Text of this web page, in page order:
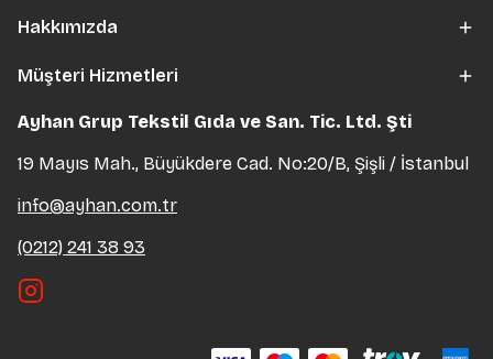
Hakkımızda
Müşteri Hizmetleri
Ayhan Grup Tekstil Gıda ve San. Tic. Ltd. Şti
19 Mayıs Mah., Büyükdere Cad. No:20/B, Şişli / İstanbul
info@ayhan.com.tr
(0212) 241 38 93